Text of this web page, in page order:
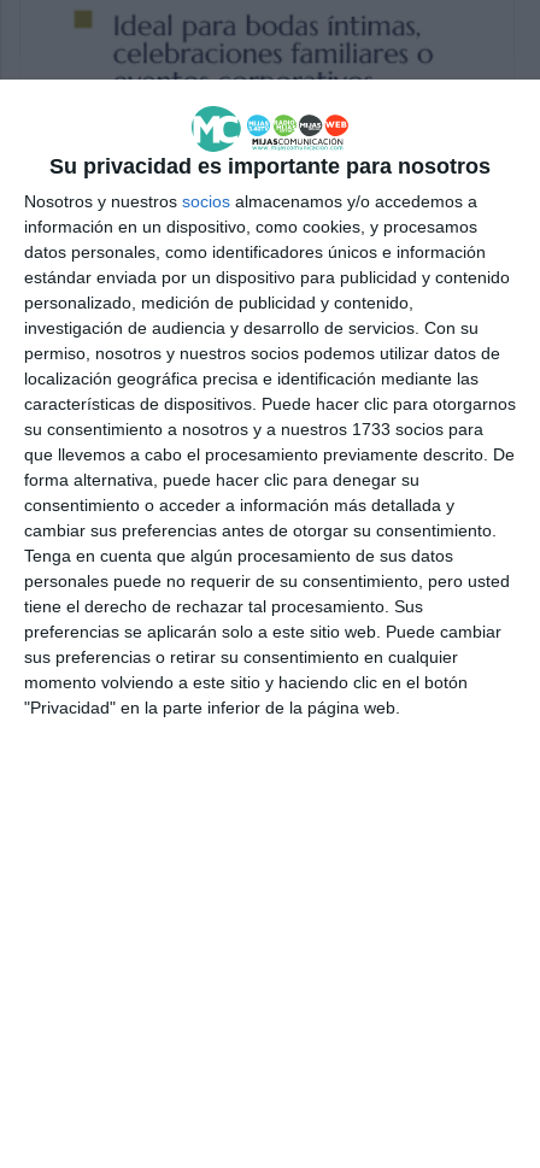
Su privacidad es importante para nosotros
Nosotros y nuestros socios almacenamos y/o accedemos a
información en un dispositivo, como cookies, y procesamos
datos personales, como identificadores únicos e información
estándar enviada por un dispositivo para publicidad y contenido
personalizado, medición de publicidad y contenido,
investigación de audiencia y desarrollo de servicios. Con su
permiso, nosotros y nuestros socios podemos utilizar datos de
localización geográfica precisa e identificación mediante las
características de dispositivos. Puede hacer clic para otorgarnos
su consentimiento a nosotros y a nuestros 1733 socios para
que llevemos a cabo el procesamiento previamente descrito. De
forma alternativa, puede hacer clic para denegar su
consentimiento o acceder a información más detallada y
cambiar sus preferencias antes de otorgar su consentimiento.
Tenga en cuenta que algún procesamiento de sus datos
personales puede no requerir de su consentimiento, pero usted
tiene el derecho de rechazar tal procesamiento. Sus
preferencias se aplicarán solo a este sitio web. Puede cambiar
sus preferencias o retirar su consentimiento en cualquier
momento volviendo a este sitio y haciendo clic en el botón
"Privacidad" en la parte inferior de la página web.